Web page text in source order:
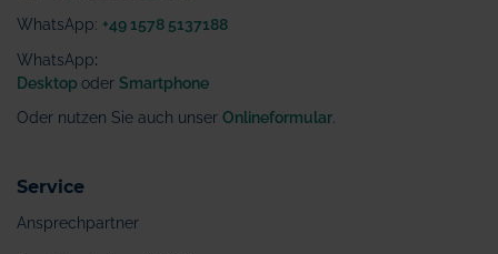
WhatsApp: +49 1578 5137188
WhatsApp:
Desktop oder Smartphone
Oder nutzen Sie auch unser Onlineformular
Service
Ansprechpartner